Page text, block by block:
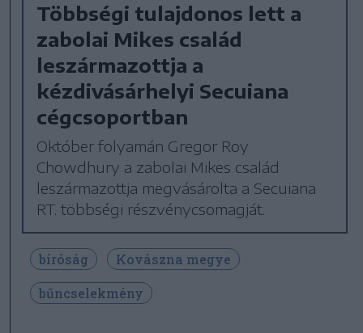
Többségi tulajdonos lett a
zabolai Mikes család
leszármazottja a
kézdivásárhelyi Secuiana
cégcsoportban
Október folyamán Gregor Roy
Chowdhury a zabolai Mikes család
leszármazottja megvásárolta a Secuiana
RT. többségi részvénycsomagját.
bíróság
Kovászna megye
bűncselekmény